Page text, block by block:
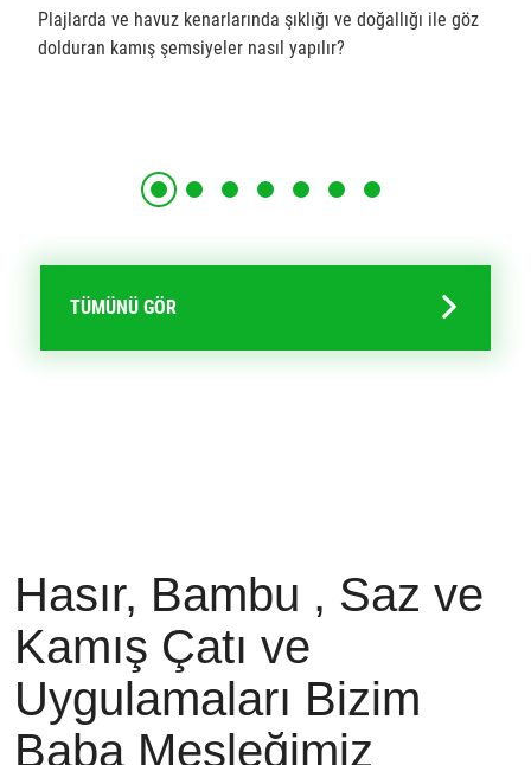
Plajlarda ve havuz kenarlarında şıklığı ve doğallığı ile göz
dolduran kamış şemsiyeler nasıl yapılır?
TÜMÜNÜ GÖR
Hasır, Bambu , Saz ve
Kamış Çatı ve
Uygulamaları Bizim
Baba Mesleğimiz